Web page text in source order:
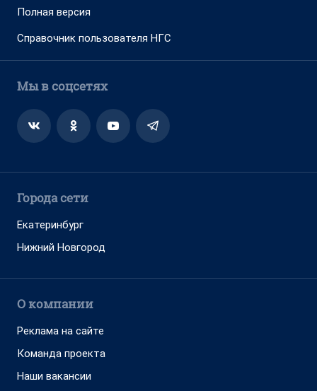
Полная версия
Справочник пользователя НГС
Мы в соцсетях
Города сети
Екатеринбург
Нижний Новгород
О компании
Реклама на сайте
Команда проекта
Наши вакансии